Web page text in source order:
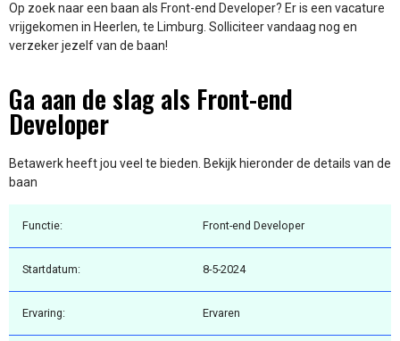
Op zoek naar een baan als Front-end Developer? Er is een vacature
vrijgekomen in Heerlen, te Limburg. Solliciteer vandaag nog en
verzeker jezelf van de baan!
Ga aan de slag als Front-end
Developer
Betawerk heeft jou veel te bieden. Bekijk hieronder de details van de
baan
Functie: Front-end Developer
Startdatum: 8-5-2024
Ervaring: Ervaren